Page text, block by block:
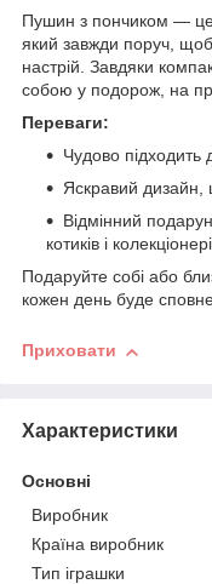
Пушин з пончиком — це
який завжди поруч,
настрій. Завдяки
собою у подорож, на
Переваги:
Чудово підходить
Яскравий дизайн,
Відмінний
котиків і
Подаруйте собі або
кожен день буде
Приховати
Характеристики
Основні
Виробник
Країна виробник
Тип іграшки